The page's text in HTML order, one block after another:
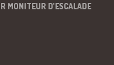
MONITEUR D’ESCALADE